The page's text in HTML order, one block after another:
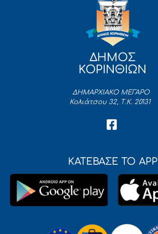
ΔΗΜΟΣ
ΚΟΡΙΝΘΙΩΝ
ΔΗΜΑΡΧΙΑΚΟ ΜΕΓΑΡΟ
Κολιάτσου 32, Τ.Κ. 20131
ΚΑΤΕΒΑΣΕ ΤΟ APP